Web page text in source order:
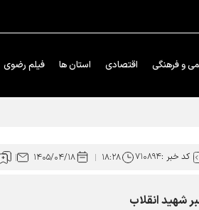
و فرهنگی اقتصادی استان ها فیلم رضوی
کد خبر :۷۱۰۸۹۴ ۱۸:۲۸ ۱۴۰۵/۰۴/۱۸
شهید انقلاب